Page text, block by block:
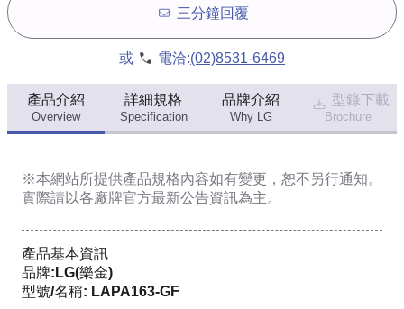
三分鐘回覆
或 電洽:(02)8531-6469
產品介紹
Overview
詳細規格
Specification
品牌介紹
Why LG
型錄下載
Brochure
※本網站所提供產品規格內容如有變更，恕不另行通知。
實際請以各廠牌官方最新公告資訊為主。
產品基本資訊
品牌:LG(樂金)
型號/名稱: LAPA163-GF